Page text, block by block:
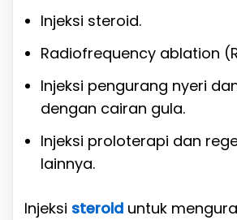
Injeksi steroid.
Radiofrequency ablation
Injeksi pengurang nyeri
dengan cairan gula.
Injeksi proloterapi dan
lainnya.
Injeksi steroid untuk